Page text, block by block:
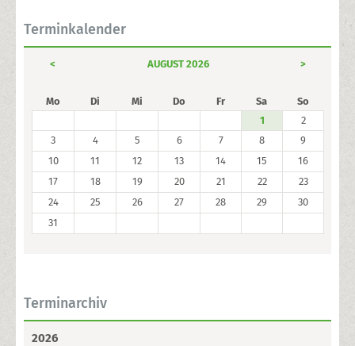
Terminkalender
< AUGUST 2026 >
Mo Di Mi Do Fr Sa
So
1
2
3
4 5 6 7 8
9
10
11 12 13 14 15
16
17
18 19 20 21 22
23
24
25 26 27 28 29
30
31
Terminarchiv
2026